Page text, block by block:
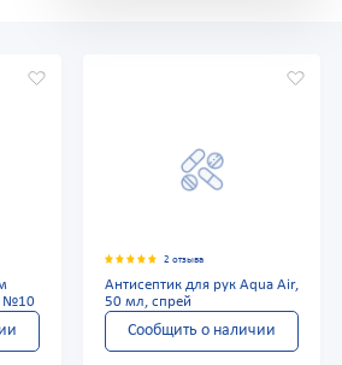
№10
2 отзыва
Антисептик для рук Aqua Air,
50 мл, спрей
Сообщить о наличии